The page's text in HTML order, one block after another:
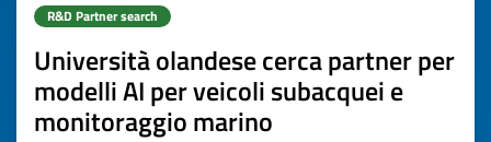
R&D Partner search
Università olandese cerca partner per
modelli AI per veicoli subacquei e
monitoraggio marino